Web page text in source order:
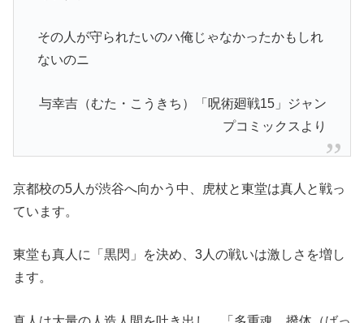
その人が守られたいのハ俺じゃなかったかもしれ
ないのニ
与幸吉（むた・こうきち）「呪術廻戦15」ジャン
プコミックスより
京都校の5人が渋谷へ向かう中、虎杖と東堂は真人と戦っ
ています。
東堂も真人に「黒閃」を決め、3人の戦いは激しさを増し
ます。